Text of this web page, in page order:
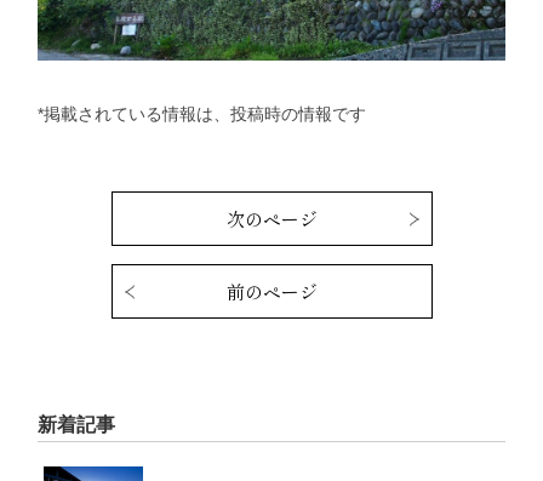
*掲載されている情報は、投稿時の情報です
次のページ
前のページ
新着記事